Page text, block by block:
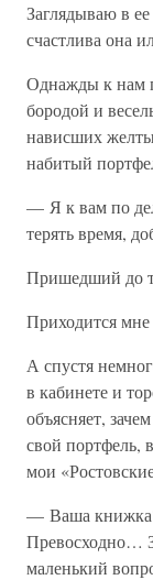
Заглядываю в
счастлива она
Однажды к нам
бородой и
нависших
набитый
— Я к вам по
терять время,
Пришедший до
Приходится мне
А спустя
в кабинете и
объясняет,
свой портфель,
мои
— Ваша
Превосходно…
маленький